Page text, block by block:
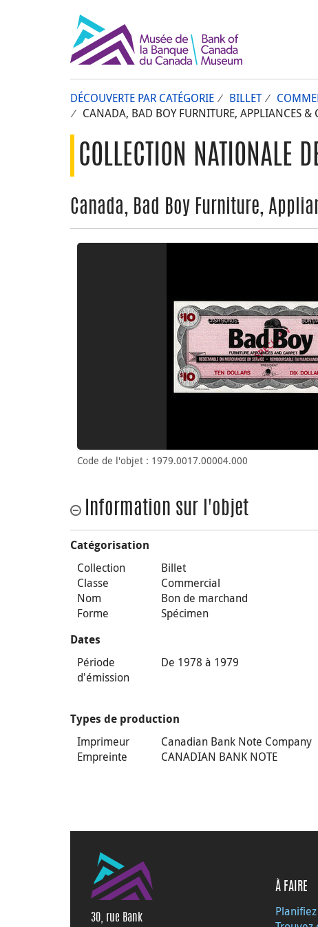
DÉCOUVERTE PAR CATÉGORIE BILLET
CANADA, BAD BOY FURNITURE, APPLIANCES &
COLLECTION NATIONALE
Canada, Bad Boy Furniture,
Code de l'objet : 1979.0017.00004.000
Information sur l'objet
Catégorisation
Collection
Billet
Classe
Commercial
Nom
Bon de marchand
Forme
Spécimen
Dates
Période
d'émission
De 1978 à 1979
Types de production
Imprimeur
Canadian Bank Note Company
Empreinte
CANADIAN BANK NOTE
30, rue Bank
À FAIRE